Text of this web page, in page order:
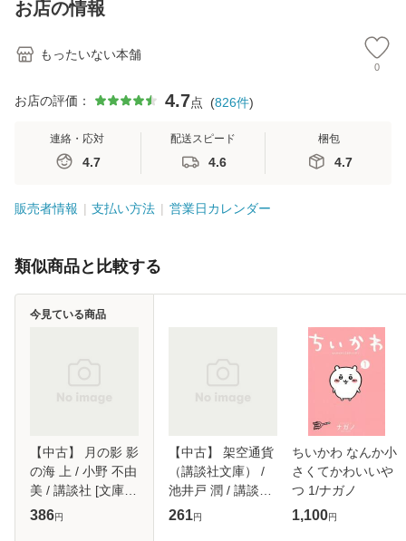
お店の情報
もったいない本舗
0
お店の評価： 4.7点 (826件)
連絡・応対
4.7
配送スピード
4.6
梱包
4.7
販売者情報 支払い方法 営業日カレンダー
類似商品と比較する
【中古】 月の影 影
の海 上 / 小野 不由
美 / 講談社 [文庫]
【メール便送料無
386円
今見ている商品
【中古】 架空通貨
（講談社文庫） /
池井戸 潤 / 講談社
[文庫]【メール便送
261円
ちいかわ なんか小
さくてかわいいや
つ 1/ナガノ
1,100円